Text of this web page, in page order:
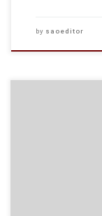
by saoeditor